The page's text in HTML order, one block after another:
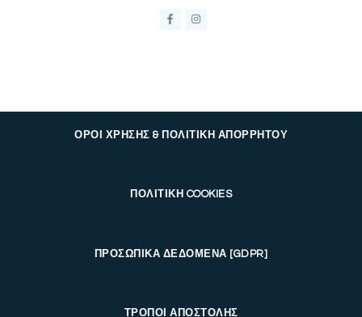
ΟΡΟΙ ΧΡΗΣΗΣ & ΠΟΛΙΤΙΚΗ ΑΠΟΡΡΗΤΟΥ
ΠΟΛΙΤΙΚΗ COOKIES
ΠΡΟΣΩΠΙΚΑ ΔΕΔΟΜΕΝΑ [GDPR]
ΤΡΟΠΟΙ ΑΠΟΣΤΟΛΗΣ